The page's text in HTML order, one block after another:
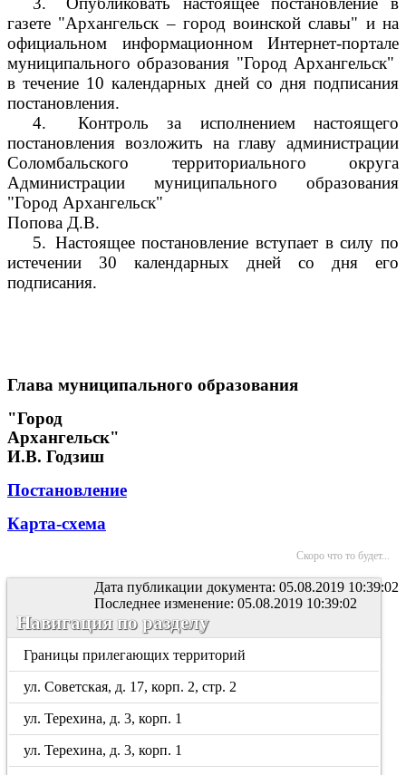
газете "Архангельск – город воинской славы" и на
официальном информационном Интернет-портале
муниципального образования "Город Архангельск"
в течение 10 календарных дней со дня подписания
постановления.
4.
Контроль за исполнением настоящего
постановления возложить на главу администрации
Соломбальского территориального округа
Администрации муниципального образования
"Город Архангельск"
Попова Д.В.
5. Настоящее постановление вступает в силу по
истечении 30 календарных дней со дня его
подписания.
Глава муниципального образования
"Город
Архангельск"
И.В. Годзиш
Постановление
Карта-схема
Скоро что то будет...
Дата публикации документа: 05.08.2019 10:39:02
Последнее изменение: 05.08.2019 10:39:02
Навигация по разделу
Границы прилегающих территорий
ул. Советская, д. 17, корп. 2, стр. 2
ул. Терехина, д. 3, корп. 1
ул. Терехина, д. 3, корп. 1